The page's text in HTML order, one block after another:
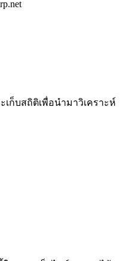
ก็บสถิติเพื่อนำมาวิเคราะห์